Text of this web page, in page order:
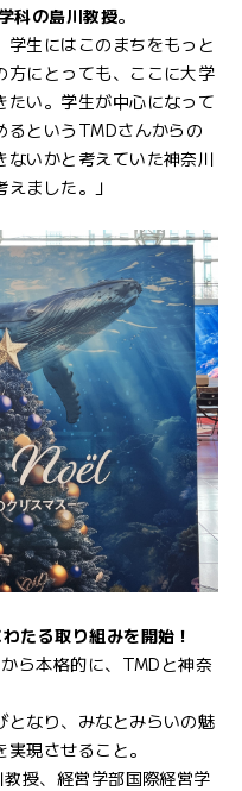
科の島川教授。
学生にはこのまちをもっと
方にとっても、ここに大学
い。学生が中心になって
るというTMDさんからの
ないかと考えていた神奈川
ました。」
たる取り組みを開始！
ら本格的に、TMDと神奈
となり、みなとみらいの魅
現させること。
授、経営学部国際経営学